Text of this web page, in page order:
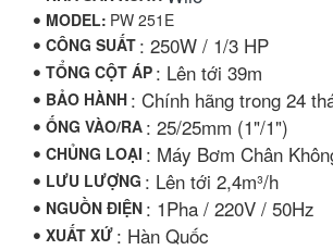
MODEL: PW 251E
CÔNG SUẤT : 250W / 1/3 HP
TỔNG CỘT ÁP : Lên tới 39m
BẢO HÀNH : Chính hãng trong 24
ỐNG VÀO/RA : 25/25mm (1"/1")
CHỦNG LOẠI : Máy Bơm Chân
LƯU LƯỢNG : Lên tới 2,4m³/h
NGUỒN ĐIỆN : 1Pha / 220V / 50Hz
XUẤT XỨ : Hàn Quốc